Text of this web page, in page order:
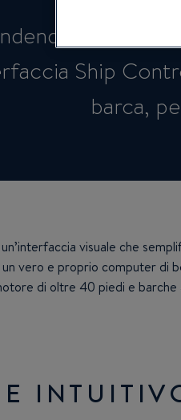
Ship
barca,
visuale che
vero e proprio computer di
di oltre 40 piedi e barche